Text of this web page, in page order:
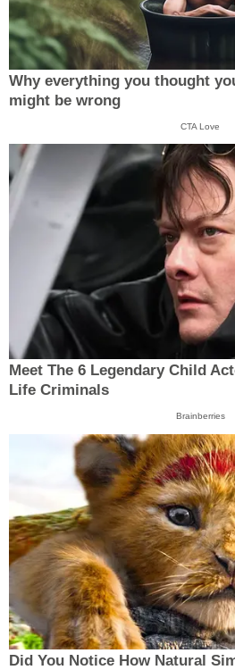
Why everything you thought
might be wrong
CTA Love
Meet The 6 Legendary Child
Life Criminals
Brainberries
Did You Notice How Natural